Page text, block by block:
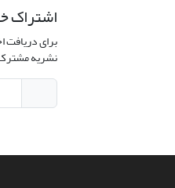
اشتراک
برای دریافت
نشریه